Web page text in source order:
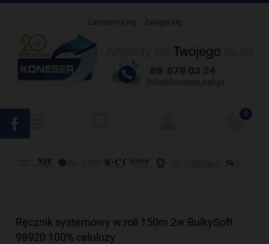
Zarejestruj się Zaloguj się
Ręcznik systemowy w roli 150m 2w BulkySoft
98920 100% celulozy